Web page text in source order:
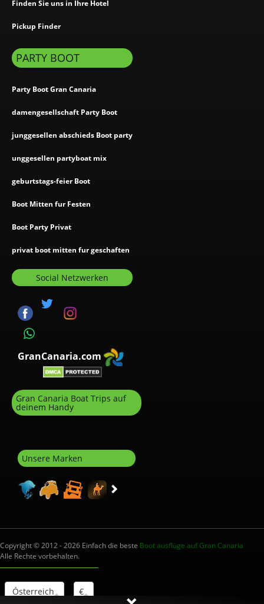
Finden Sie uns in Ihre Hotel
Pickup Finder
PARTY BOOT
Party Boot Gran Canaria
damengesellschaft Party Boot
junggesellen abschieds Boot party
unggesellen partyboat mix
geburtstags-feier Boot
Boot Mitten fur Festen
Boot Party Privat
privat boot mitten fur geschaften
Social Netzwerken
GranCanaria.com
Gran Canaria Boat Trips auf
deinem Handy
Unsere Marken
Copyright © 2012 - 2026 Einfach die beste Boot ausflüge auf Gran Canaria
Alle Rechte vorbehalten.
Ósterreich €